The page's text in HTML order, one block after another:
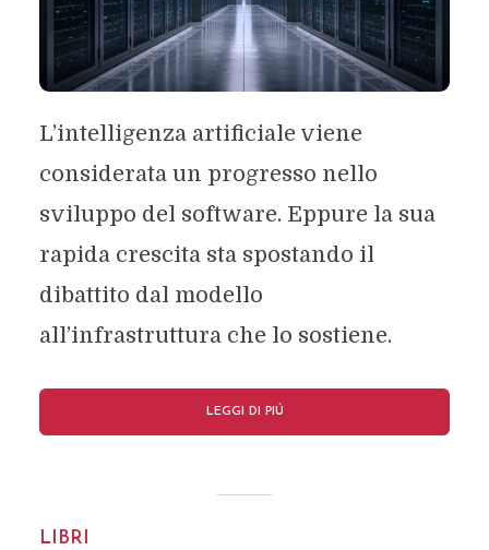
L’intelligenza artificiale viene
considerata un progresso nello
sviluppo del software. Eppure la sua
rapida crescita sta spostando il
dibattito dal modello
all’infrastruttura che lo sostiene.
LEGGI DI PIÚ
LIBRI